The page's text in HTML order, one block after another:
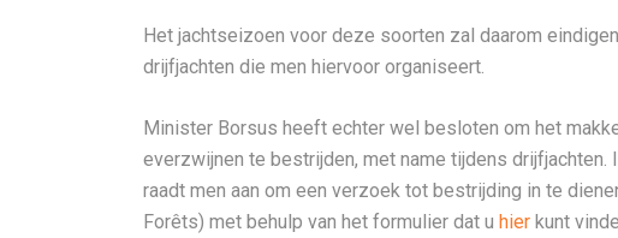
Het jachtseizoen voor deze soorten zal daarom
drijfjachten die men hiervoor organiseert.
Minister Borsus heeft echter wel besloten om het
everzwijnen te bestrijden, met name tijdens
raadt men aan om een verzoek tot bestrijding in te
Forêts) met behulp van het formulier dat u hierkunt